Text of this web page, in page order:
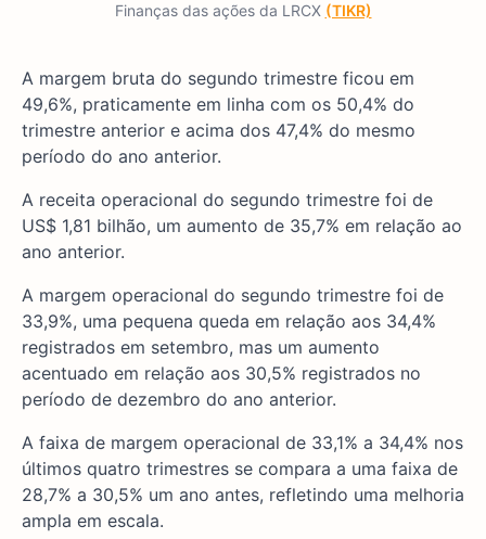
Finanças das ações da LRCX (TIKR)
A margem bruta do segundo trimestre ficou em
49,6%, praticamente em linha com os 50,4% do
trimestre anterior e acima dos 47,4% do mesmo
período do ano anterior.
A receita operacional do segundo trimestre foi de
US$ 1,81 bilhão, um aumento de 35,7% em relação ao
ano anterior.
A margem operacional do segundo trimestre foi de
33,9%, uma pequena queda em relação aos 34,4%
registrados em setembro, mas um aumento
acentuado em relação aos 30,5% registrados no
período de dezembro do ano anterior.
A faixa de margem operacional de 33,1% a 34,4% nos
últimos quatro trimestres se compara a uma faixa de
28,7% a 30,5% um ano antes, refletindo uma melhoria
ampla em escala.